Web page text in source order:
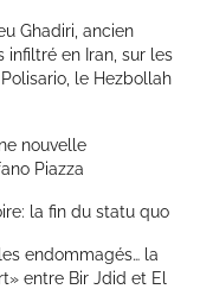
Ghadiri, ancien
en Iran, sur les
le Hezbollah
nouvelle
Piazza
la fin du statu quo
endommagés… la
entre Bir Jdid et El